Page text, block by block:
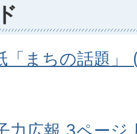
「まちの話題」